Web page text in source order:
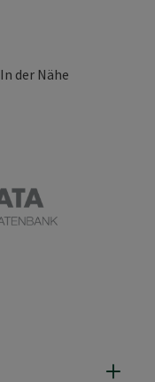
In der Nähe